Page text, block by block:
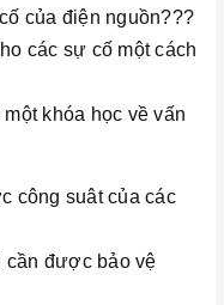
của điện nguồn???
các sự cố một cách
khóa học về vấn
công suât của các
cần được bảo vệ